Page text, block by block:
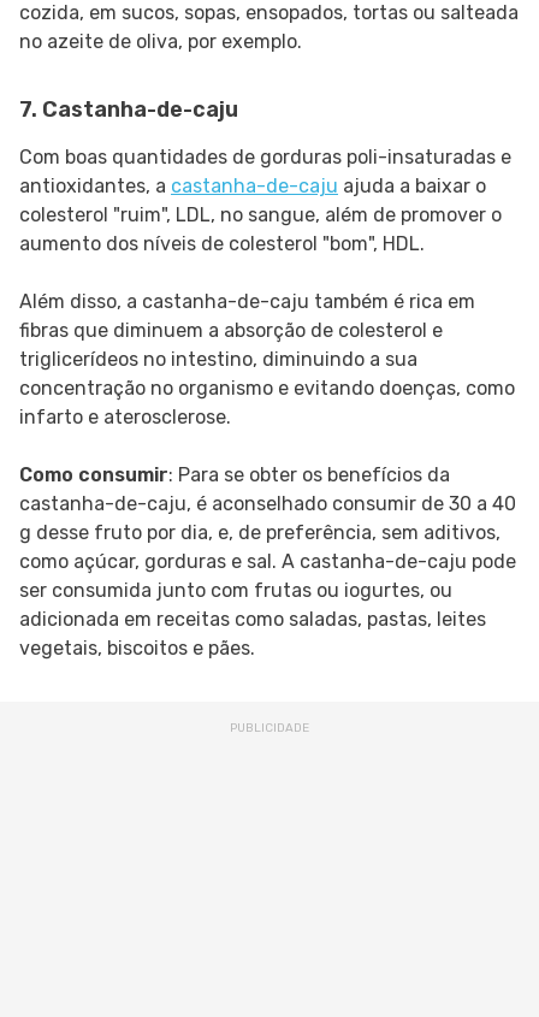
cozida, em sucos, sopas, ensopados, tortas ou salteada
no azeite de oliva, por exemplo.
7. Castanha-de-caju
Com boas quantidades de gorduras poli-insaturadas e
antioxidantes, a castanha-de-caju ajuda a baixar o
colesterol "ruim", LDL, no sangue, além de promover o
aumento dos níveis de colesterol "bom", HDL.
Além disso, a castanha-de-caju também é rica em
fibras que diminuem a absorção de colesterol e
triglicerídeos no intestino, diminuindo a sua
concentração no organismo e evitando doenças, como
infarto e aterosclerose.
Como consumir: Para se obter os benefícios da
castanha-de-caju, é aconselhado consumir de 30 a 40
g desse fruto por dia, e, de preferência, sem aditivos,
como açúcar, gorduras e sal. A castanha-de-caju pode
ser consumida junto com frutas ou iogurtes, ou
adicionada em receitas como saladas, pastas, leites
vegetais, biscoitos e pães.